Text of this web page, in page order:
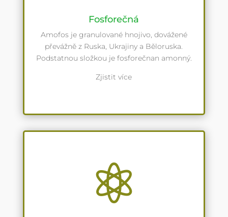
Fosforečná
Amofos je granulované hnojivo, dovážené
převážně z Ruska, Ukrajiny a Běloruska.
Podstatnou složkou je fosforečnan amonný.
Zjistit více
